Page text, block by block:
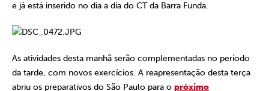
e já está inserido no dia a dia do CT da Barra Funda.
As atividades desta manhã serão complementadas no período
da tarde, com novos exercícios. A reapresentação desta terça
abriu os preparativos do São Paulo para o próximo